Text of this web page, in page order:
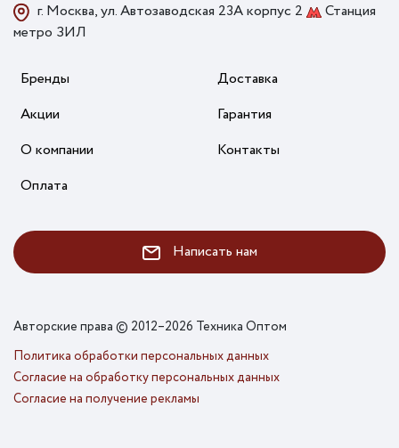
г. Москва, ул. Автозаводская 23А корпус 2
Станция
метро ЗИЛ
Бренды
Акции
О компании
Оплата
Доставка
Гарантия
Контакты
Написать нам
Авторские права © 2012–2026 Техника Оптом
Политика обработки персональных данных
Согласие на обработку персональных данных
Согласие на получение рекламы